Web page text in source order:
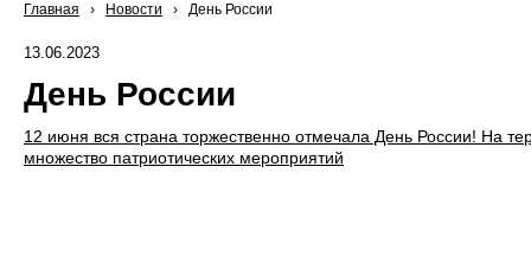
Главная › Новости › День России
13.06.2023
День России
12 июня вся страна торжественно отмечала День России! На
множество патриотических мероприятий